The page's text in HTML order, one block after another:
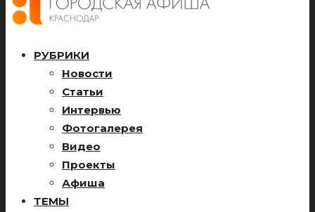
РУБРИКИ
Новости
Статьи
Интервью
Фотогалерея
Видео
Проекты
Афиша
ТЕМЫ